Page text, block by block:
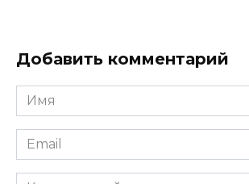
Добавить комментарий
Имя
Email